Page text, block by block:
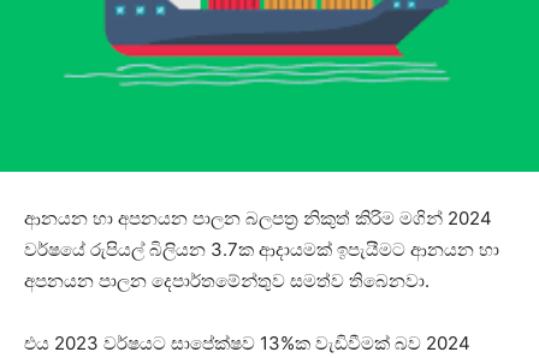
ආනයන හා අපනයන පාලන බලපත්‍ර නිකුත් කිරිම මගින් 2024
වර්ෂයේ රුපියල් බිලියන 3.7ක ආදායමක් ඉපැයීමට ආනයන හා
අපනයන පාලන දෙපාර්තමේන්තුව සමත්ව තිබෙනවා.
එය 2023 වර්ෂයට සාපේක්ෂව 13%ක වැඩිවීමක් බව 2024